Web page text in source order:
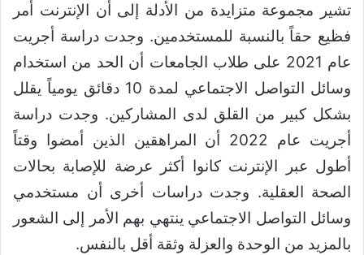
تشير مجموعة متزايدة من الأدلة إلى أن الإنترنت أمر
فظيع حقاً بالنسبة للمستخدمين. وجدت دراسة أجريت
عام 2021 على طلاب الجامعات أن الحد من استخدام
وسائل التواصل الاجتماعي لمدة 10 دقائق يومياً يقلل
بشكل كبير من القلق لدى المشاركين. وجدت دراسة
أجريت عام 2022 أن المراهقين الذين أمضوا وقتاً
أطول عبر الإنترنت كانوا أكثر عرضة للإصابة بحالات
الصحة العقلية. وجدت دراسات أخرى أن مستخدمي
وسائل التواصل الاجتماعي ينتهي بهم الأمر إلى الشعور
بالمزيد من الوحدة والعزلة وثقة أقل بالنفس.